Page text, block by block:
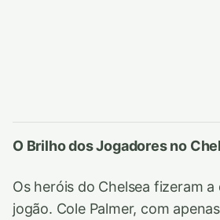
O Brilho dos Jogadores no
Os heróis do Chelsea fizeram
jogão. Cole Palmer, com